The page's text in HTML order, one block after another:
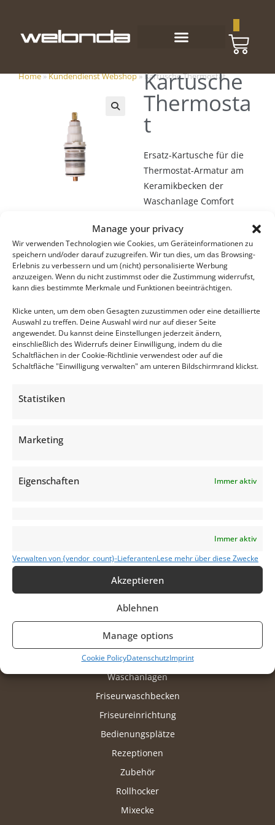
Manage your privacy
Wir verwenden Technologien wie Cookies, um Geräteinformationen zu
speichern und/oder darauf zuzugreifen. Wir tun dies, um das Browsing-
Erlebnis zu verbessern und um (nicht) personalisierte Werbung
anzuzeigen. Wenn du nicht zustimmst oder die Zustimmung widerrufst,
kann dies bestimmte Merkmale und Funktionen beeinträchtigen.
Klicke unten, um dem oben Gesagten zuzustimmen oder eine detaillierte
Auswahl zu treffen. Deine Auswahl wird nur auf dieser Seite
angewendet. Du kannst deine Einstellungen jederzeit ändern,
einschließlich des Widerrufs deiner Einwilligung, indem du die
Schaltflächen in der Cookie-Richtlinie verwendest oder auf die
Schaltfläche "Einwilligung verwalten" am unteren Bildschirmrand klickst.
Statistiken
Marketing
Eigenschaften Immer aktiv
Immer aktiv
Verwalten von {vendor_count}-LieferantenLese mehr über diese Zwecke
Akzeptieren
Ablehnen
Manage options
Cookie PolicyDatenschutzImprint
Home»Kundendienst Webshop»Kartusche Thermostat
Kartusche
Thermosta
t
Ersatz-Kartusche für die
Thermostat-Armatur am
Keramikbecken der
Waschanlage Comfort
- +
IN DEN WARENKORB
€180,00
zzgl. MwSt
Produkte
Friseurstühle
Barberstühle
Waschanlagen
Friseurwaschbecken
Friseureinrichtung
Bedienungsplätze
Rezeptionen
Zubehör
Rollhocker
Mixecke